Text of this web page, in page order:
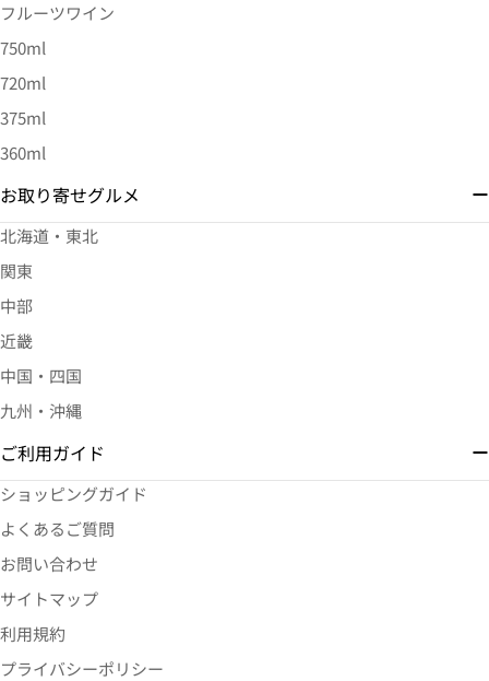
フルーツワイン
750ml
720ml
375ml
360ml
お取り寄せグルメ
北海道・東北
関東
中部
近畿
中国・四国
九州・沖縄
ご利用ガイド
ショッピングガイド
よくあるご質問
お問い合わせ
サイトマップ
利用規約
プライバシーポリシー